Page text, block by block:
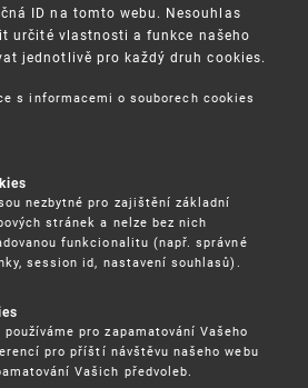
ID na tomto webu. Nesouhlas
určité vlastnosti a funkce našeho
jednotlivě pro každý druh cookies.
s informacemi o souborech cookies
nezbytné pro zajištění základní
stránek a nelze bez nich
funkcionalitu (např. správné
session id, nastavení souhlasů).
pro zapamatování Vašeho
pro příští návštěvu našeho webu
Vašich předvoleb.